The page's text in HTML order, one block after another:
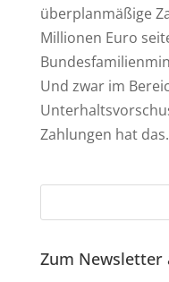
überplanmäßige
Millionen Euro
Und zwar im
Zahlungen hat
Zum Newsletter